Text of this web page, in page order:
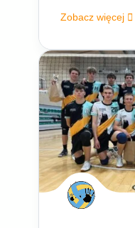
Zobacz więcej